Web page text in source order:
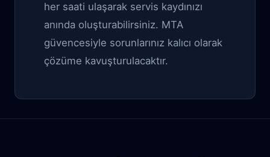
her saati ulaşarak servis kaydınızı
anında oluşturabilirsiniz. MTA
güvencesiyle sorunlarınız kalıcı olarak
çözüme kavuşturulacaktır.